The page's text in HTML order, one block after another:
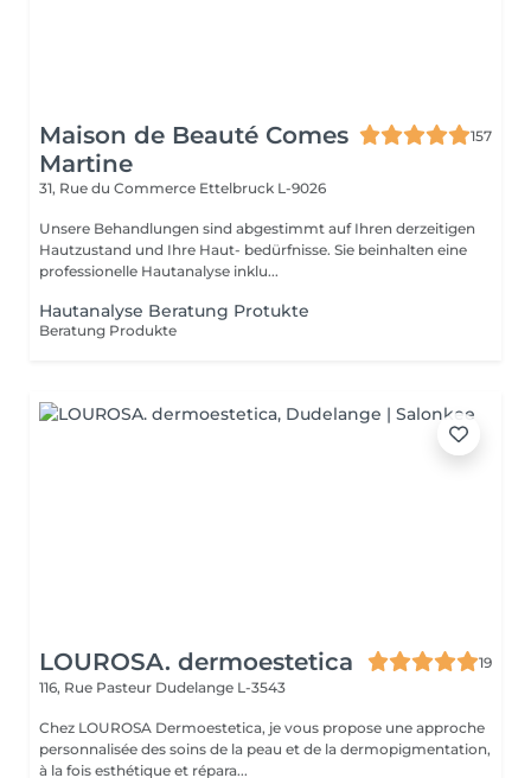
Maison de Beauté Comes
Martine
157
31, Rue du Commerce Ettelbruck L-9026
Unsere Behandlungen sind abgestimmt auf Ihren derzeitigen
Hautzustand und Ihre Haut- bedürfnisse. Sie beinhalten eine
professionelle Hautanalyse inklu...
Hautanalyse Beratung Protukte
Beratung Produkte
LOUROSA. dermoestetica
19
116, Rue Pasteur Dudelange L-3543
Chez LOUROSA Dermoestetica, je vous propose une approche
personnalisée des soins de la peau et de la dermopigmentation,
à la fois esthétique et répara...